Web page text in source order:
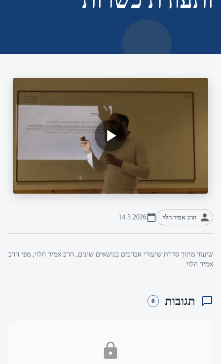
הרב אמיר הלוי 14.5.2026
שיעור מתוך סדרת שיעורי אברכים בנושאים שונים, הרב אמיר הלוי, מפי הרב
אמיר הלוי.
תגובות 0